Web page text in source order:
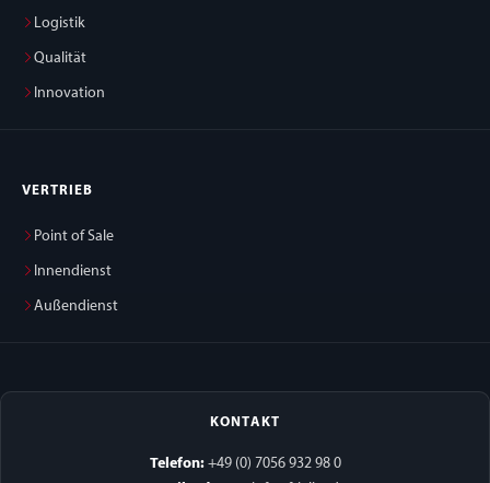
Logistik
Qualität
Innovation
VERTRIEB
Point of Sale
Innendienst
Außendienst
KONTAKT
Telefon:+49 (0) 7056 932 98 0